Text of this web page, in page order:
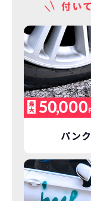
パンク